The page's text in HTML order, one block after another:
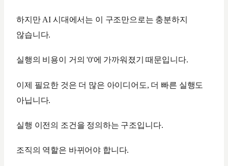
하지만 AI 시대에서는 이 구조만으로는 충분하지
않습니다.
실행의 비용이 거의 '0'에 가까워졌기 때문입니다.
이제 필요한 것은 더 많은 아이디어도, 더 빠른 실행도
아닙니다.
실행 이전의 조건을 정의하는 구조입니다.
조직의 역할은 바뀌어야 합니다.